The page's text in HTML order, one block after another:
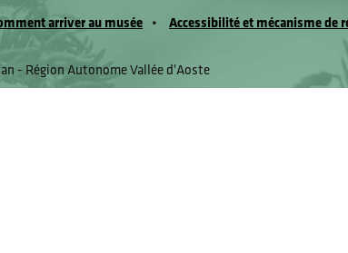
arriver au musée Accessibilité et mécanisme de
- Région Autonome Vallée d'Aoste